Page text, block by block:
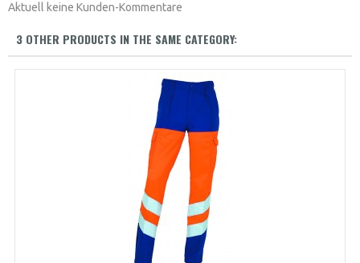
Aktuell keine Kunden-Kommentare
3 OTHER PRODUCTS IN THE SAME CATEGORY: